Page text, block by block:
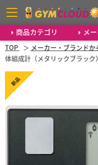
商品カテゴリ メ
TOP メーカー・ブランドか
体組成計（メタリックブラック
新品